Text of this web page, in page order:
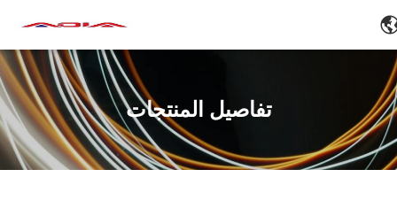
تفاصيل المنتجات